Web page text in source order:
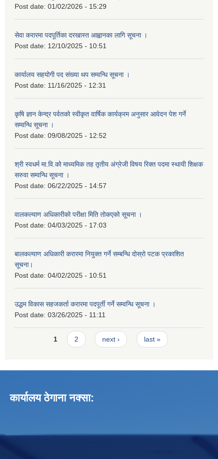
Post date: 01/02/2026 - 15:29
सेवा करारमा पदपूर्तिका दरखास्त आह्वानका लागि सूचना ।
Post date: 12/10/2025 - 10:51
कार्यालय सहयोगी पद संख्या थप सम्वन्धि सूचना ।
Post date: 11/16/2025 - 12:31
कृषि ज्ञान केन्द्र पर्वतको स्वीकृत वार्षिक कार्यक्रम अनुसार आवेदन पेश गर्ने
सम्वन्धि सूचना ।
Post date: 09/08/2025 - 12:52
श्री स्वधर्म मा.वि.को माध्यमिक तह तृतीय अंग्रेजी विषय रिक्त पदमा स्थायी शिक्षक
सरुवा सम्वन्धि सूचना ।
Post date: 06/22/2025 - 14:57
वालकल्याण अधिकारीको परीक्षा मिति तोकएको सूचना ।
Post date: 04/03/2025 - 17:03
बालकल्याण अधिकारी करारमा नियुक्त गर्ने सम्बन्धि दोस्रो पटक प्रकाशित
सूचना।
Post date: 04/02/2025 - 10:51
उद्धम विकास सहजकर्ता करारमा पदपूर्ती गर्ने सम्वन्धि सूचना ।
Post date: 03/26/2025 - 11:11
Pages1 2 next › last »
कार्यालय ठेगाना नक्सा: